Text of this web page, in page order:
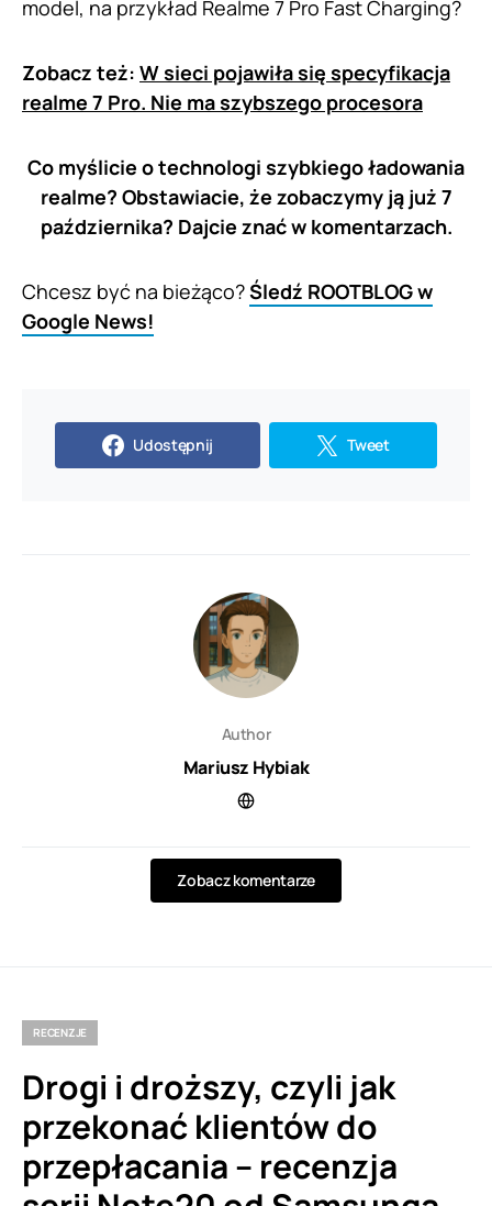
model, na przykład Realme 7 Pro Fast Charging?
Zobacz też: W sieci pojawiła się specyfikacja
realme 7 Pro. Nie ma szybszego procesora
Co myślicie o technologi szybkiego ładowania
realme? Obstawiacie, że zobaczymy ją już 7
października? Dajcie znać w komentarzach.
Chcesz być na bieżąco?Śledź ROOTBLOG w
Google News!
Udostępnij Tweet
Author
Mariusz Hybiak
Zobacz komentarze
RECENZJE
Drogi i droższy, czyli jak
przekonać klientów do
przepłacania – recenzja